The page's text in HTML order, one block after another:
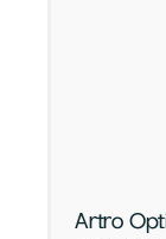
Artro